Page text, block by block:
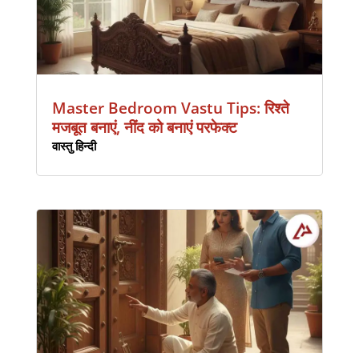
Master Bedroom Vastu Tips: रिश्ते
मजबूत बनाएं, नींद को बनाएं परफेक्ट
वास्तु हिन्दी